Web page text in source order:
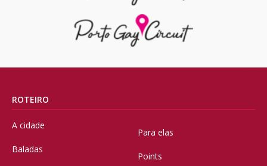
ROTEIRO
A cidade
Baladas
Para elas
Points